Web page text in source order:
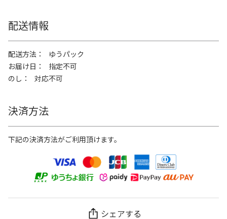
配送情報
配送方法
ゆうパック
お届け日
指定不可
のし
対応不可
決済方法
下記の決済方法がご利用頂けます。
シェアする